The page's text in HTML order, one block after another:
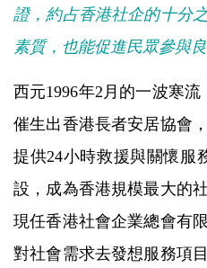
證，約占香港社企的十分
素質，也能促進民眾參與良
西元1996年2月的一波寒流
催生出香港長者安居協會
提供24小時救援與關懷服
設，成為香港規模最大的
現任香港社會企業總會有
對社會需求去發想服務項